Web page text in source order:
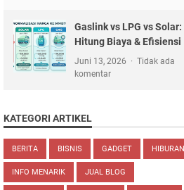
Gaslink vs LPG vs Solar:
Hitung Biaya & Efisiensi
Juni 13, 2026
Tidak ada
komentar
KATEGORI ARTIKEL
BERITA BISNIS GADGET HIBURAN
INFO MENARIK JUAL BLOG